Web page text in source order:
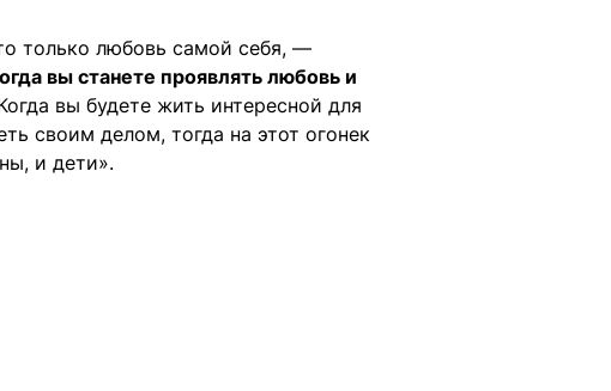
только любовь самой себя, —
вы станете проявлять любовь и
вы будете жить интересной для
своим делом, тогда на этот огонек
и дети».